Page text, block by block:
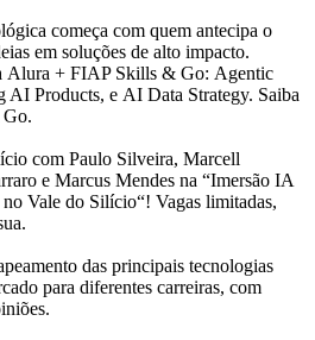
começa com quem antecipa o
em soluções de alto impacto.
Alura + FIAP Skills & Go: Agentic
Products, e AI Data Strategy. Saiba
com Paulo Silveira, Marcell
e Marcus Mendes na “Imersão IA
Vale do Silício“! Vagas limitadas,
das principais tecnologias
para diferentes carreiras, com